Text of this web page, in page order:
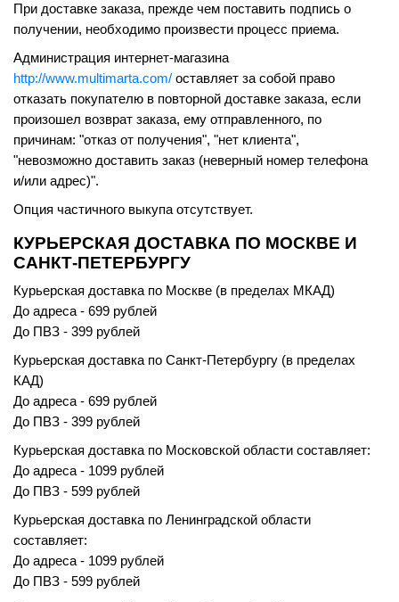
При доставке заказа, прежде чем поставить подпись о
получении, необходимо произвести процесс приема.
Администрация интернет-магазина
http://www.multimarta.com/ оставляет за собой право
отказать покупателю в повторной доставке заказа, если
произошел возврат заказа, ему отправленного, по
причинам: "отказ от получения", "нет клиента",
"невозможно доставить заказ (неверный номер телефона
и/или адрес)".
Опция частичного выкупа отсутствует.
КУРЬЕРСКАЯ ДОСТАВКА ПО МОСКВЕ И
САНКТ-ПЕТЕРБУРГУ
Курьерская доставка по Москве (в пределах МКАД)
До адреса - 699 рублей
До ПВЗ - 399 рублей
Курьерская доставка по Санкт-Петербургу (в пределах
КАД)
До адреса - 699 рублей
До ПВЗ - 399 рублей
Курьерская доставка по Московской области составляет:
До адреса - 1099 рублей
До ПВЗ - 599 рублей
Курьерская доставка по Ленинградской области
составляет:
До адреса - 1099 рублей
До ПВЗ - 599 рублей